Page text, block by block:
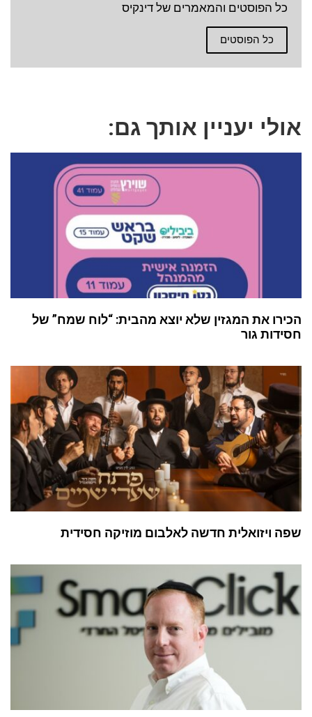
כל הפוסטים והמאמרים של דינקיס
כל הפוסטים
אולי יעניין אותך גם:
הכירו את המגזין שלא יוצא מהבית: “לוח שמח” של
חסידות גור
שפה ויזואלית חדשה לאלבום מוזיקה חסידית